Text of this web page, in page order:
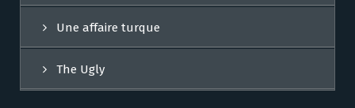
Une affaire turque
The Ugly